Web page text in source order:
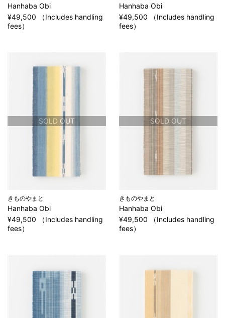
Hanhaba Obi
¥49,500 （Includes handling
fees）
Hanhaba Obi
¥49,500 （Includes handling
fees）
SOLD OUT
きものやまと
Hanhaba Obi
¥49,500 （Includes handling
fees）
SOLD OUT
きものやまと
Hanhaba Obi
¥49,500 （Includes handling
fees）